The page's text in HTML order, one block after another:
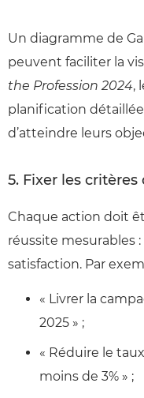
Un diagramme de
peuvent faciliter la
the Profession 2024,
planification
d’atteindre leurs
5. Fixer les critères
Chaque action doit
réussite mesurables
satisfaction. Par
« Livrer la
2025 » ;
« Réduire le
moins de 3% » ;